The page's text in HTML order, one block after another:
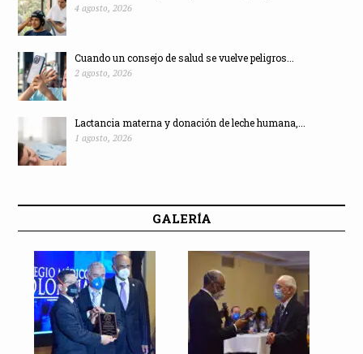
4 agosto, 2026
Cuando un consejo de salud se vuelve peligros...
2 agosto, 2026
Lactancia materna y donación de leche humana,...
1 agosto, 2026
GALERÍA